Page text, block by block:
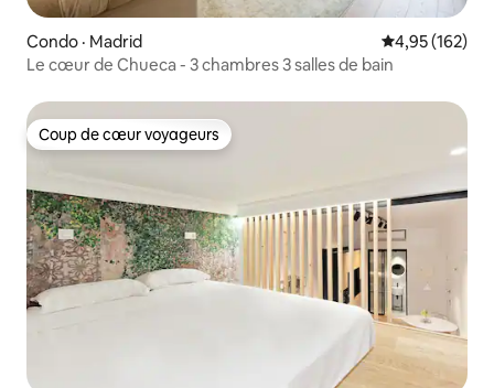
Condo · Madrid Note
4,95 (162)
Le cœur de Chueca - 3 chambres 3 salles de bain
Coup de cœur voyageurs
Coup de cœur voyageurs